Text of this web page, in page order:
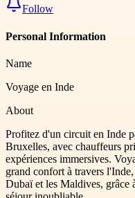
Follow
Personal Information
Name
Voyage en Inde
About
Profitez d'un circuit en Inde
Bruxelles, avec chauffeurs
expériences immersives.
grand confort à travers
Dubaï et les Maldives, grâce